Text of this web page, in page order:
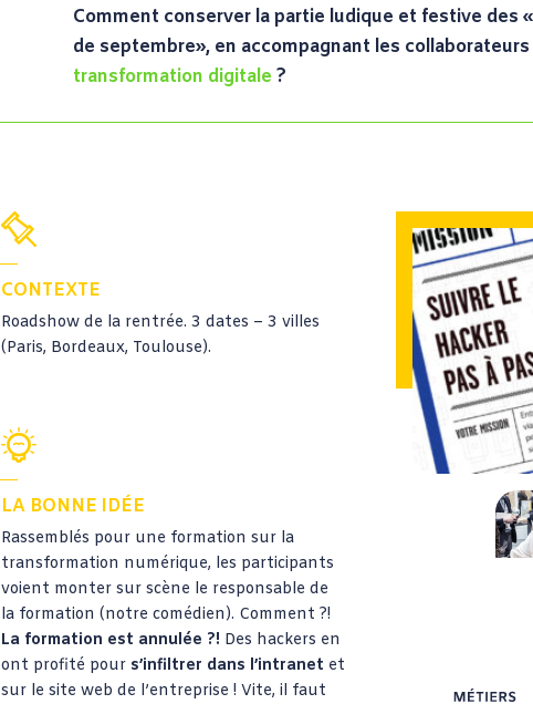
Comment conserver la partie ludique et festive des
de septembre», en accompagnant les collaborateurs
transformation digitale ?
CONTEXTE
Roadshow de la rentrée. 3 dates – 3 villes
(Paris, Bordeaux, Toulouse).
LA BONNE IDÉE
Rassemblés pour une formation sur la
transformation numérique, les participants
voient monter sur scène le responsable de
la formation (notre comédien). Comment ?!
La formation est annulée ?! Des hackers en
ont profité pour s’infiltrer dans l’intranet et
sur le site web de l’entreprise ! Vite, il faut